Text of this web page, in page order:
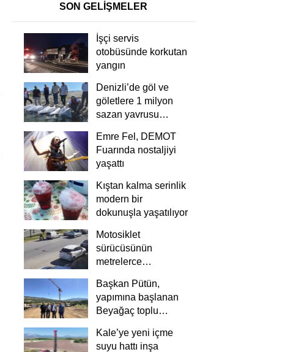
SON GELİŞMELER
İşçi servis
otobüsünde korkutan
yangın
Denizli’de göl ve
göletlere 1 milyon
sazan yavrusu
Emre Fel, DEMOT
Fuarında nostaljiyi
yaşattı
Kıştan kalma serinlik
modern bir
dokunuşla yaşatılıyor
Motosiklet
sürücüsünün
metrelerce
güvenlik
kamerasında
Başkan Pütün,
yapımına başlanan
Beyağaç toplu
Kale’ye yeni içme
suyu hattı inşa